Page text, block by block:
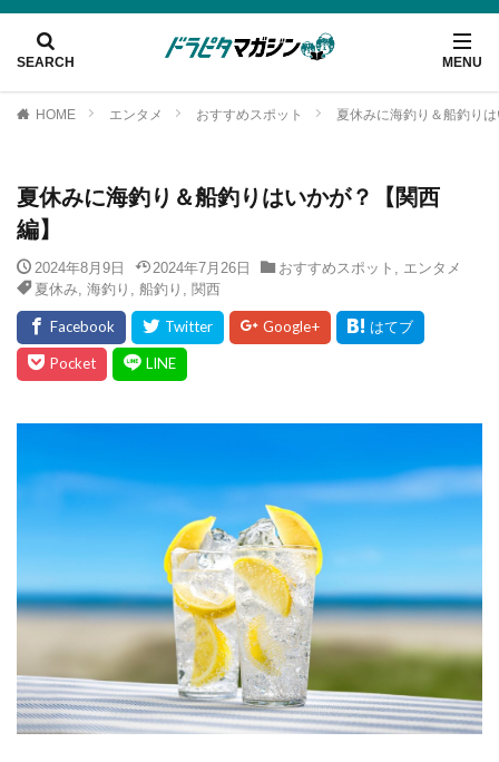
HOME エンタメ おすすめスポット 夏休みに海釣り＆船釣り
夏休みに海釣り＆船釣りはいかが？【関西
編】
2024年8月9日 2024年7月26日 おすすめスポット
エンタメ
夏休み 海釣り 船釣り 関西